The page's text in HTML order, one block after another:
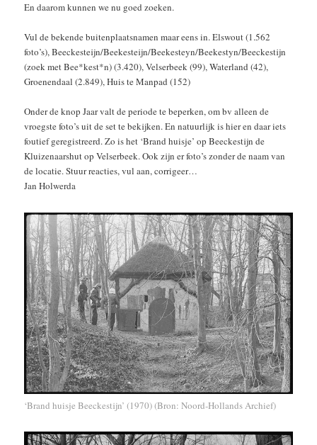
En daarom kunnen we nu goed zoeken.
Vul de bekende buitenplaatsnamen maar eens in. Elswout (1.562
foto’s), Beeckesteijn/Beekesteijn/Beekesteyn/Beekestyn/Beeckestijn
(zoek met Bee*kest*n) (3.420), Velserbeek (99), Waterland (42),
Groenendaal (2.849), Huis te Manpad (152)
Onder de knop Jaar valt de periode te beperken, om bv alleen de
vroegste foto’s uit de set te bekijken. En natuurlijk is hier en daar iets
foutief geregistreerd. Zo is het ‘Brand huisje’ op Beeckestijn de
Kluizenaarshut op Velserbeek. Ook zijn er foto’s zonder de naam van
de locatie. Stuur reacties, vul aan, corrigeer…
Jan Holwerda
‘Brand huisje Beeckestijn’ (1970) (Bron: Noord-Hollands Archief)